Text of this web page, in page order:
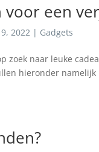
een
2022 | Gadgets
naar leuke
hieronder